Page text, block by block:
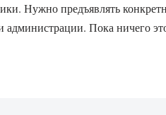
Нужно предъявлять
Пока ничего